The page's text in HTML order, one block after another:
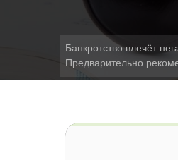
Банкротство влечёт
Предварительно